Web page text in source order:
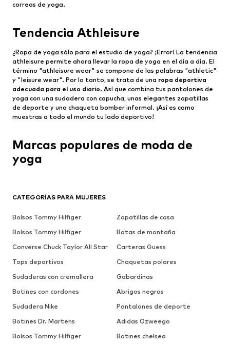
CATEGORÍAS PARA MUJERES
Bolsos Tommy Hilfiger
Zapatillas de casa
Bolsos Tommy Hilfiger
Botas de montaña
Converse Chuck Taylor All Star
Carteras Guess
Tops deportivos
Chaquetas polares
Sudaderas con cremallera
Gabardinas
Botines con cordones
Abrigos negros
Sudadera Nike
Pantalones de deporte
Botines Dr. Martens
Adidas Ozweego
Bolsos Tommy Hilfiger
Botines chelsea
correas de yoga.
Tendencia Athleisure
¿Ropa de yoga sólo para el estudio de yoga? ¡Error! La tendencia
athleisure permite ahora llevar la ropa de yoga en el día a día. El
término "athleisure wear" se compone de las palabras "athletic"
y "leisure wear". Por lo tanto, se trata de una ropa deportiva
adecuada para el uso diario. Así que combina tus pantalones de
yoga con una sudadera con capucha, unas elegantes zapatillas
de deporte y una chaqueta bomber informal. ¡Así es como
muestras a todo el mundo tu lado deportivo!
Marcas populares de moda de
yoga